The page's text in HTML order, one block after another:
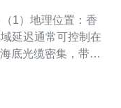
1）地理位置：香
延迟通常可控制在
底光缆密集，带宽
灵活，适合站群部